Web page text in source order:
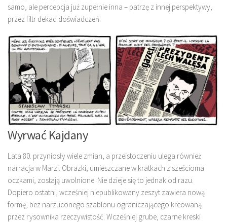
samo, ale percepcja już zupełnie inna – patrzę z innej perspektywy,
przez filtr dekad doświadczeń.
Wyrwać Kajdany
Lata 80. przyniosły wiele zmian, a przeistoczeniu ulega również
narracja w Marzi. Obrazki, umieszczane w kratkach z sześcioma
oczkami, zostają uwolnione. Nie dzieje się to jednak od razu.
Dopiero ostatni, wcześniej niepublikowany zeszyt zawiera nową
formę, bez narzuconego szablonu ograniczającego kreowaną
przez rysownika rzeczywistość. Wcześniej grube, czarne kreski